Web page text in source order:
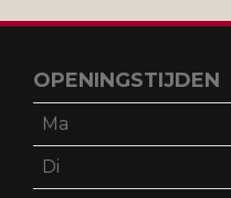
OPENINGSTIJDEN
Ma
Di